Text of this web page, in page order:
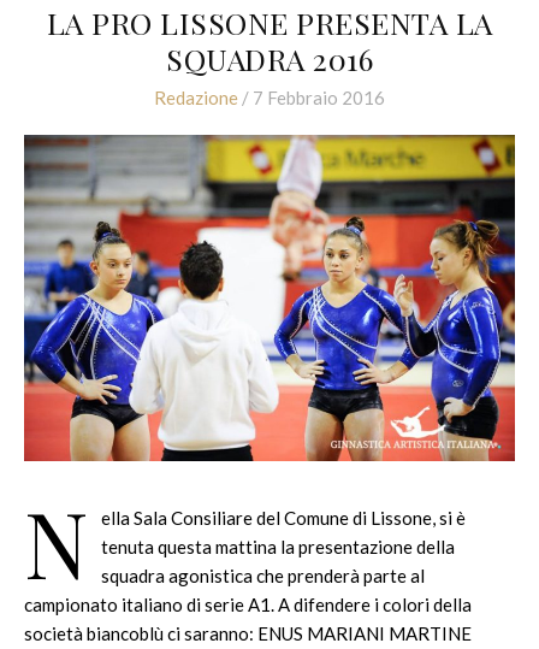
LA PRO LISSONE PRESENTA LA
SQUADRA 2016
Redazione / 7 Febbraio 2016
N
ella Sala Consiliare del Comune di Lissone, si è
tenuta questa mattina la presentazione della
squadra agonistica che prenderà parte al
campionato italiano di serie A1. A difendere i colori della
società biancoblù ci saranno: ENUS MARIANI MARTINE